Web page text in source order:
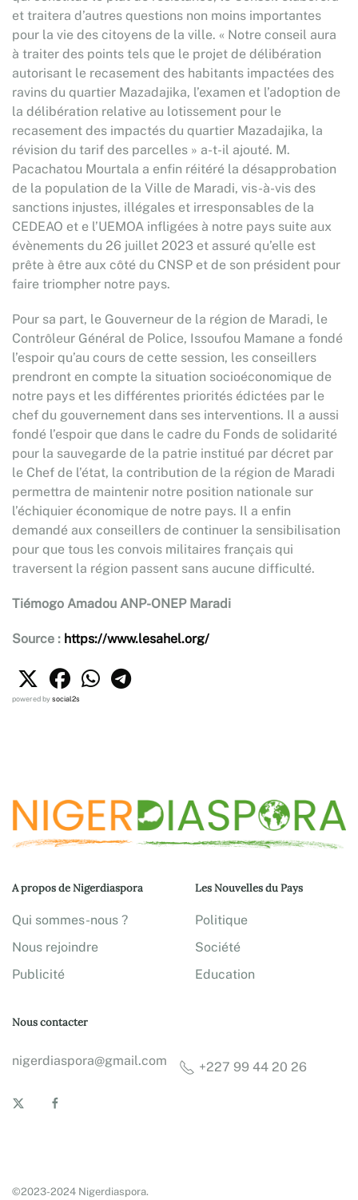
et traitera d’autres questions non moins importantes
pour la vie des citoyens de la ville. « Notre conseil aura
à traiter des points tels que le projet de délibération
autorisant le recasement des habitants impactées des
ravins du quartier Mazadajika, l’examen et l’adoption de
la délibération relative au lotissement pour le
recasement des impactés du quartier Mazadajika, la
révision du tarif des parcelles » a-t-il ajouté. M.
Pacachatou Mourtala a enfin réitéré la désapprobation
de la population de la Ville de Maradi, vis-à-vis des
sanctions injustes, illégales et irresponsables de la
CEDEAO et e l’UEMOA infligées à notre pays suite aux
évènements du 26 juillet 2023 et assuré qu’elle est
prête à être aux côté du CNSP et de son président pour
faire triompher notre pays.
Pour sa part, le Gouverneur de la région de Maradi, le
Contrôleur Général de Police, Issoufou Mamane a fondé
l’espoir qu’au cours de cette session, les conseillers
prendront en compte la situation socioéconomique de
notre pays et les différentes priorités édictées par le
chef du gouvernement dans ses interventions. Il a aussi
fondé l’espoir que dans le cadre du Fonds de solidarité
pour la sauvegarde de la patrie institué par décret par
le Chef de l’état, la contribution de la région de Maradi
permettra de maintenir notre position nationale sur
l’échiquier économique de notre pays. Il a enfin
demandé aux conseillers de continuer la sensibilisation
pour que tous les convois militaires français qui
traversent la région passent sans aucune difficulté.
Tiémogo Amadou ANP-ONEP Maradi
Source : https://www.lesahel.org/
powered bysocial2s
A propos de Nigerdiaspora
Qui sommes-nous ?
Nous rejoindre
Publicité
Les Nouvelles du Pays
Politique
Société
Education
Nous contacter
nigerdiaspora@gmail.com +227 99 44 20 26
©2023-2024 Nigerdiaspora.